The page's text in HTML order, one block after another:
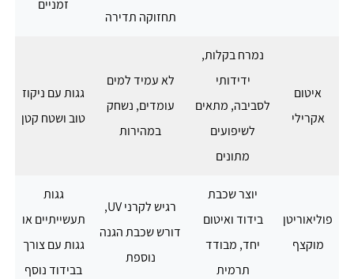
תחזוקה תדירה
זמניים
איטום
אקרילי
נמרח בקלות,
ידידותי
לסביבה, מתאים
לשיפועים
מתונים
לא עמיד למים
עומדים, נשחק
במהירות
גגות עם ניקוז
טוב ושטח קטן
פוליאוריטן
מוקצף
יוצר שכבת
בידוד ואיטום
יחד, מבודד
תרמית
רגיש לקרני UV,
דורש שכבת הגנה
נוספת
גגות
תעשייתיים או
גגות עם צורך
בבידוד נוסף